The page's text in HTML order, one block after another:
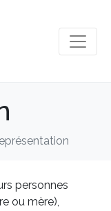
personnes
ou mère),